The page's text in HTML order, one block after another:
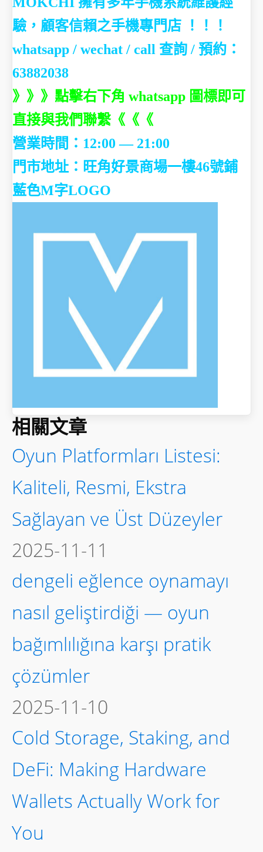
相關文章
Oyun Platformları Listesi:
Kaliteli, Resmi, Ekstra
Sağlayan ve Üst Düzeyler
2025-11-11
dengeli eğlence oynamayı
nasıl geliştirdiği — oyun
bağımlılığına karşı pratik
çözümler
Cold Storage, Staking, and
DeFi: Making Hardware
Wallets Actually Work for
You
2025-11-01
Why Hardware Wallets,
Validator Rewards, and
Browser Extensions Still
Matter on Solana
2025-10-15
Swaps, Air-Gapped Security,
and Taming Your Crypto
Portfolio: A Practical
Playbook